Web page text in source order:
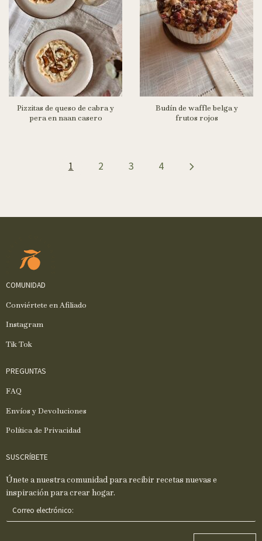
Pizzitas de queso de cabra y
pera en naan casero
Budín de waffle belga y
frutos rojos
1 2 3 4
COMUNIDAD
Conviértete en Afiliado
Instagram
Tik Tok
PREGUNTAS
FAQ
Envíos y Devoluciones
Política de Privacidad
SUSCRÍBETE
Únete a nuestra comunidad para recibir recetas nuevas e
inspiración para crear hogar.